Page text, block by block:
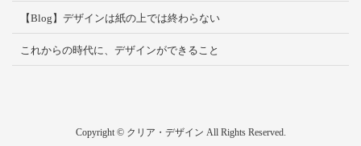
【Blog】デザインは紙の上では終わらない
これからの時代に、デザインができること
Copyright © クリア・デザイン All Rights Reserved.